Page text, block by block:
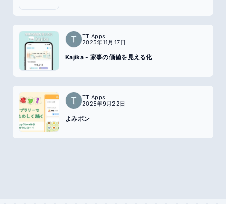
TT Apps
2025年11月17日
Kajika - 家事の価値を見える化
TT Apps
2025年9月22日
よみポン